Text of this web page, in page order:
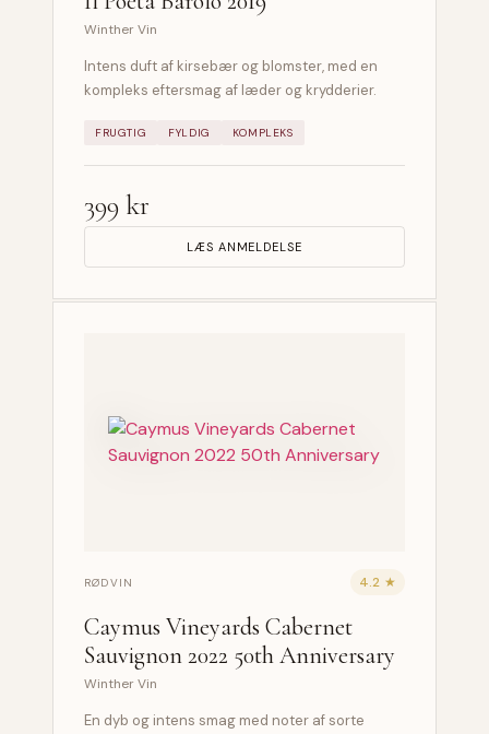
Winther Vin
Intens duft af kirsebær og blomster, med en
kompleks eftersmag af læder og krydderier.
FRUGTIG FYLDIG KOMPLEKS
399 kr
LÆS ANMELDELSE
RØDVIN 4.2 ★
Caymus Vineyards Cabernet
Sauvignon 2022 50th Anniversary
Winther Vin
En dyb og intens smag med noter af sorte